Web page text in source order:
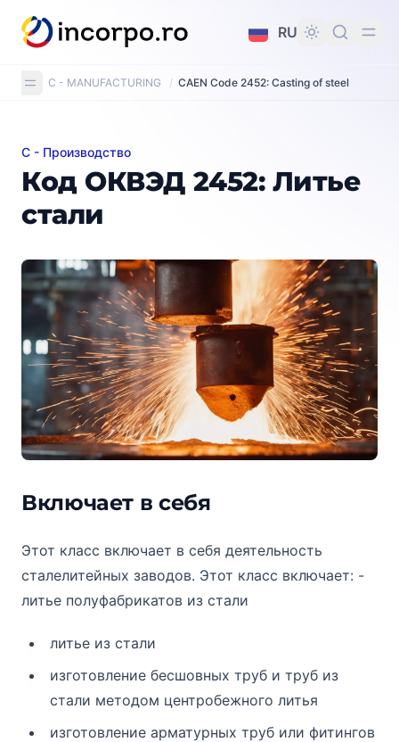
контенту
RU
C - MANUFACTURING / CAEN Code 2452: Casting of steel
Код ОКВЭД 2452: Литье стали
C - Производство
Код ОКВЭД 2452: Литье
стали
Включает в себя
Этот класс включает в себя деятельность
сталелитейных заводов. Этот класс включает: -
литье полуфабрикатов из стали
литье из стали
изготовление бесшовных труб и труб из
стали методом центробежного литья
изготовление арматурных труб или фитингов